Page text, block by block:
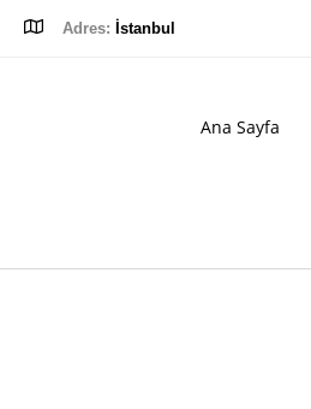
Adres: İstanbul
Ana Sayfa